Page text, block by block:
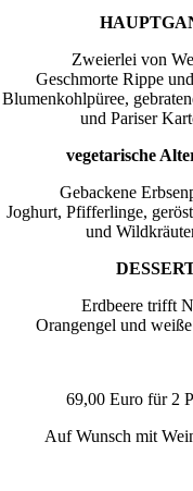
Zweierlei von
Geschmorte Rippe
Blumenkohlpüree,
und Pariser
vegetarische
Gebackene
Joghurt, Pfifferlinge,
und
Erdbeere trifft
Orangengel und
69,00 Euro für 2
Auf Wunsch mit